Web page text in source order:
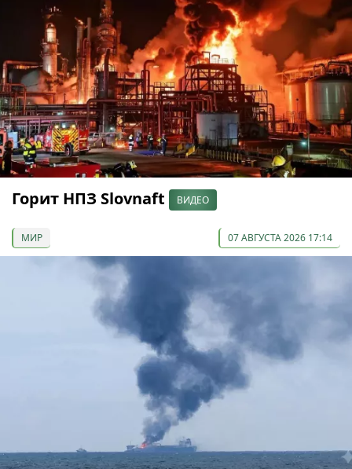
Горит НПЗ Slovnaft ВИДЕО
МИР 07 АВГУСТА 2026 17:14